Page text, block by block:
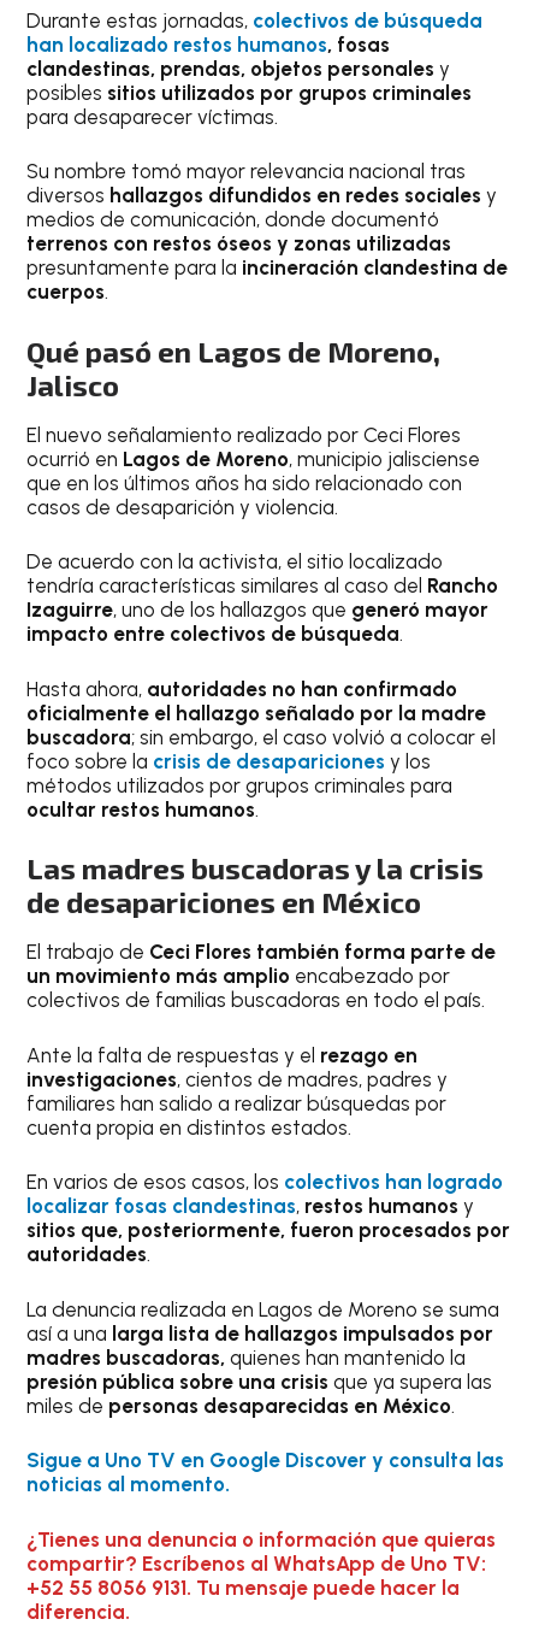
Durante estas jornadas, colectivos de búsqueda
han localizado restos humanos, fosas
clandestinas, prendas, objetos personales y
posibles sitios utilizados por grupos criminales
para desaparecer víctimas.
Su nombre tomó mayor relevancia nacional tras
diversos hallazgos difundidos en redes sociales y
medios de comunicación, donde documentó
terrenos con restos óseos y zonas utilizadas
presuntamente para la incineración clandestina de
cuerpos.
Qué pasó en Lagos de Moreno,
Jalisco
El nuevo señalamiento realizado por Ceci Flores
ocurrió en Lagos de Moreno, municipio jalisciense
que en los últimos años ha sido relacionado con
casos de desaparición y violencia.
De acuerdo con la activista, el sitio localizado
tendría características similares al caso del Rancho
Izaguirre, uno de los hallazgos que generó mayor
impacto entre colectivos de búsqueda.
Hasta ahora, autoridades no han confirmado
oficialmente el hallazgo señalado por la madre
buscadora; sin embargo, el caso volvió a colocar el
foco sobre la crisis de desapariciones y los
métodos utilizados por grupos criminales para
ocultar restos humanos.
Las madres buscadoras y la crisis
de desapariciones en México
El trabajo de Ceci Flores también forma parte de
un movimiento más amplio encabezado por
colectivos de familias buscadoras en todo el país.
Ante la falta de respuestas y el rezago en
investigaciones, cientos de madres, padres y
familiares han salido a realizar búsquedas por
cuenta propia en distintos estados.
En varios de esos casos, los colectivos han logrado
localizar fosas clandestinas, restos humanos y
sitios que, posteriormente, fueron procesados por
autoridades.
La denuncia realizada en Lagos de Moreno se suma
así a una larga lista de hallazgos impulsados por
madres buscadoras,quienes han mantenido la
presión pública sobre una crisis que ya supera las
miles de personas desaparecidas en México.
Sigue a Uno TV en Google Discover y consulta las
noticias al momento.
¿Tienes una denuncia o información que quieras
compartir? Escríbenos al WhatsApp de Uno TV:
+52 55 8056 9131. Tu mensaje puede hacer la
diferencia.